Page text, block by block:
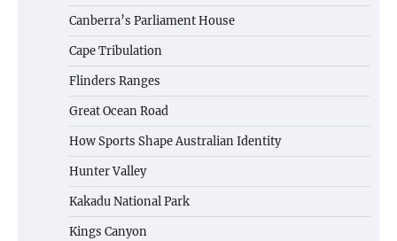
Canberra’s Parliament House
Cape Tribulation
Flinders Ranges
Great Ocean Road
How Sports Shape Australian Identity
Hunter Valley
Kakadu National Park
Kings Canyon